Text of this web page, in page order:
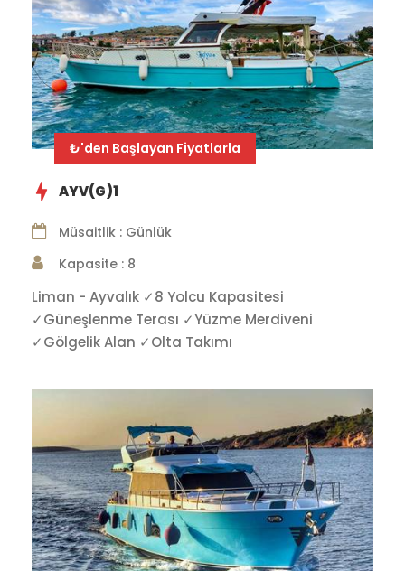
₺'den Başlayan Fiyatlarla
AYV(G)1
Müsaitlik : Günlük
Kapasite : 8
Liman - Ayvalık ✓8 Yolcu Kapasitesi
✓Güneşlenme Terası ✓Yüzme Merdiveni
✓Gölgelik Alan ✓Olta Takımı